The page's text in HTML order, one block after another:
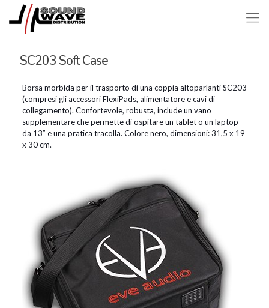
SC203 Soft Case
Borsa morbida per il trasporto di una coppia altoparlanti SC203
(compresi gli accessori FlexiPads, alimentatore e cavi di
collegamento). Confortevole, robusta, include un vano
supplementare che permette di ospitare un tablet o un laptop
da 13” e una pratica tracolla. Colore nero, dimensioni: 31,5 x 19
x 30 cm.